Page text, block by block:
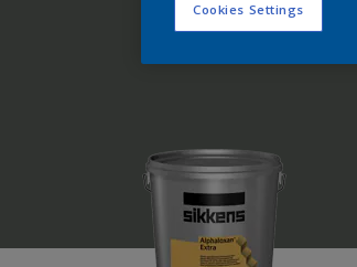
Cookies Settings